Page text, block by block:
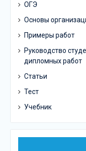
ОГЭ
Основы
Примеры работ
Руководство
дипломных работ
Статьи
Тест
Учебник